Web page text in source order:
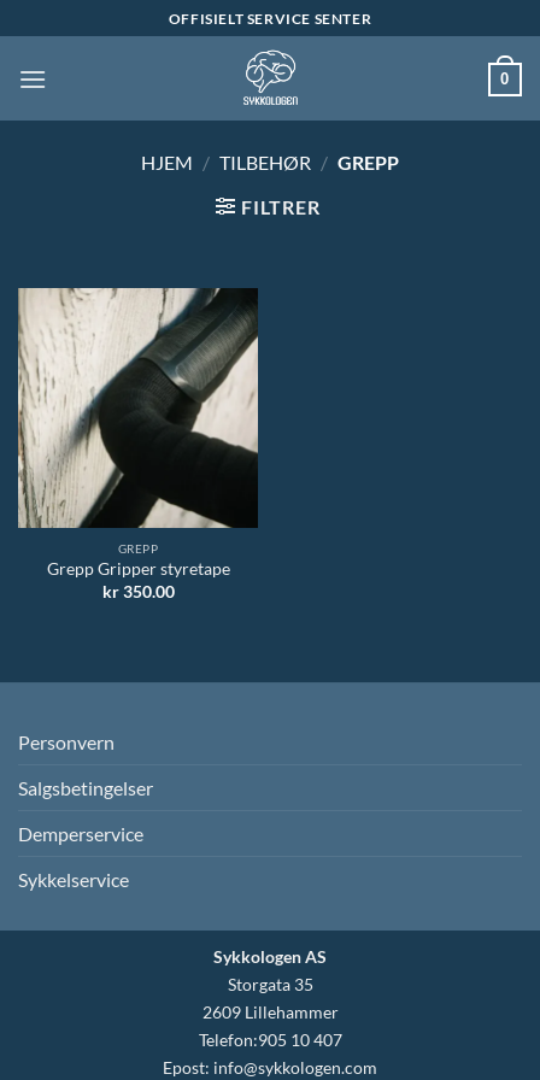
to
content
OFFISIELT SERVICE SENTER
0
HJEM / TILBEHØR / GREPP
FILTRER
GREPP
Grepp Gripper styretape
kr350.00
Personvern
Salgsbetingelser
Demperservice
Sykkelservice
Sykkologen AS
Storgata 35
2609 Lillehammer
Telefon:905 10 407
Epost: info@sykkologen.com